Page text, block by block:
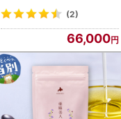
(2)
66,000